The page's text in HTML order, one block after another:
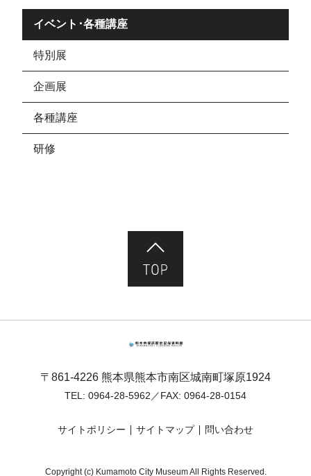
イベント･各種講座
特別展
企画展
各種講座
研修
〒861-4226 熊本県熊本市南区城南町塚原1924
TEL: 0964-28-5962 ／FAX: 0964-28-0154
サイトポリシー サイトマップ 問い合わせ
Copyright (c) Kumamoto City Museum All Rights Reserved.